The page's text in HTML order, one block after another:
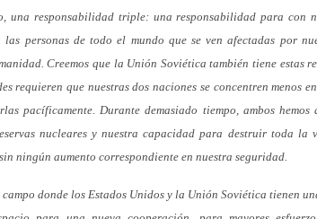
una responsabilidad triple: una responsabilidad para con
las personas de todo el mundo que se ven afectadas por
Creemos que la Unión Soviética también tiene estas
requieren que nuestras dos naciones se concentren menos
pacíficamente. Durante demasiado tiempo, ambos hemos
nucleares y nuestra capacidad para destruir toda la
ningún aumento correspondiente en nuestra seguridad.
donde los Estados Unidos y la Unión Soviética tienen